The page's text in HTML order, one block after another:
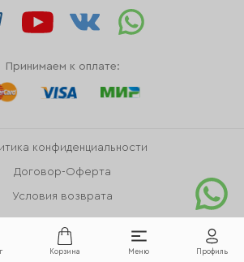
Принимаем к оплате:
конфиденциальности
Договор-Оферта
Условия возврата
Корзина Меню Профиль